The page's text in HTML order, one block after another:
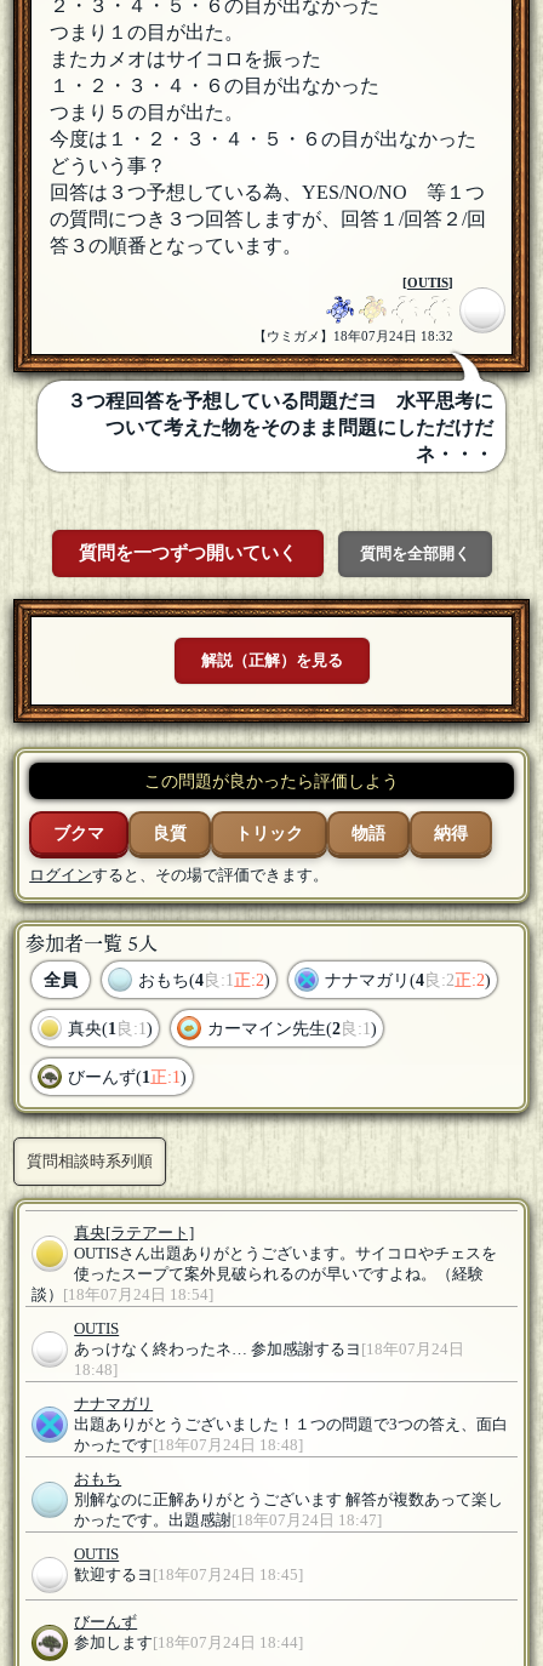
２・３・４・５・６の目が出なかった
つまり１の目が出た。
またカメオはサイコロを振った
１・２・３・４・６の目が出なかった
つまり５の目が出た。
今度は１・２・３・４・５・６の目が出なかった
どういう事？
回答は３つ予想している為、YES/NO/NO 等１つ
の質問につき３つ回答しますが、回答１/回答２/回
答３の順番となっています。
[OUTIS]
【ウミガメ】18年07月24日 18:32
３つ程回答を予想している問題だヨ 水平思考に
ついて考えた物をそのまま問題にしただけだ
ネ・・・
質問を一つずつ開いていく 質問を全部開く
解説（正解）を見る
この問題が良かったら評価しよう
ブクマ 良質 トリック 物語 納得
ログインすると、その場で評価できます。
参加者一覧 5人
全員 おもち(4良:1正:2) ナナマガリ(4良:2正:2)
真央(1良:1) カーマイン先生(2良:1)
びーんず(1正:1)
質問相談時系列順
真央[ラテアート]
OUTISさん出題ありがとうございます。サイコロやチェスを
使ったスープて案外見破られるのが早いですよね。（経験
談）
[18年07月24日 18:54]
OUTIS
あっけなく終わったネ… 参加感謝するヨ [18年07月24日
18:48]
ナナマガリ
出題ありがとうございました！１つの問題で3つの答え、面白
かったです [18年07月24日 18:48]
おもち
別解なのに正解ありがとうございます 解答が複数あって楽し
かったです。出題感謝[18年07月24日 18:47]
OUTIS
歓迎するヨ [18年07月24日 18:45]
びーんず
参加します [18年07月24日 18:44]